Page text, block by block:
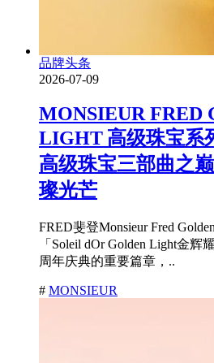
品牌头条
2026-07-09
MONSIEUR FRED
LIGHT 高级珠宝系
高级珠宝三部曲之
璨光芒
FRED斐登Monsieur Fred
「Soleil dOr Golden Light金
周年庆典的重要篇章，..
# MONSIEUR